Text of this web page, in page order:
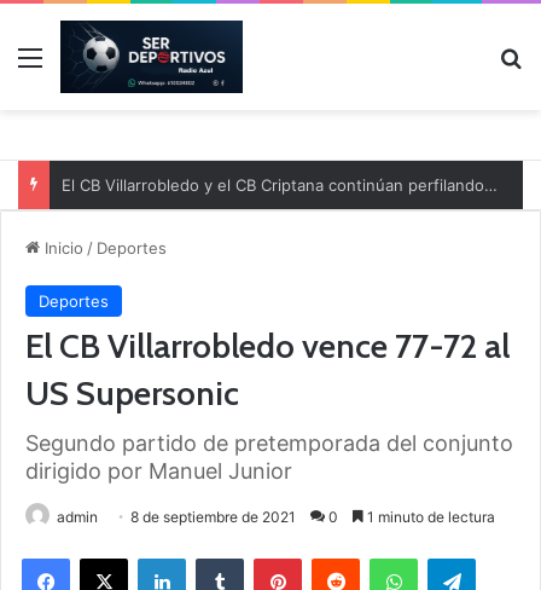
Menú
El CB Villarrobledo y el CB Criptana continúan perfilando sus plantillas
Inicio / Deportes
Deportes
El CB Villarrobledo vence 77-72 al
US Supersonic
Segundo partido de pretemporada del conjunto
dirigido por Manuel Junior
admin 8 de septiembre de 2021 0 1 minuto de lectura